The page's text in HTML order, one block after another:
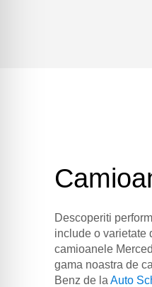
Descoperiti
include o varietate
camioanele
gama noastra de
Benz de la Auto